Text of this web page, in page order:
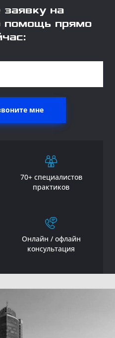
заявку на
помощь прямо
мне
70+ специалистов
практиков
Онлайн / офлайн
консультация